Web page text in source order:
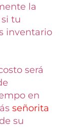
la
tu
inventario
será
en
su